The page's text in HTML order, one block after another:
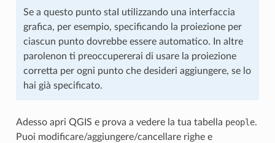
Se a questo punto staI utilizzando una interfaccia
grafica, per esempio, specificando la proiezione per
ciascun punto dovrebbe essere automatico. In altre
parolenon ti preoccupererai di usare la proiezione
corretta per ogni punto che desideri aggiungere, se lo
hai già specificato.
Adesso apri QGIS e prova a vedere la tua tabella people.
Puoi modificare/aggiungere/cancellare righe e